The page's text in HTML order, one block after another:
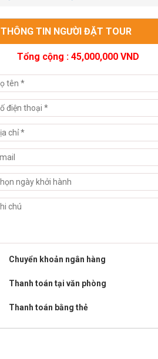
THÔNG TIN NGƯỜI ĐẶT TOUR
Tổng cộng : 45,000,000 VND
Chuyển khoản ngân hàng
Thanh toán tại văn phòng
Thanh toán bằng thẻ